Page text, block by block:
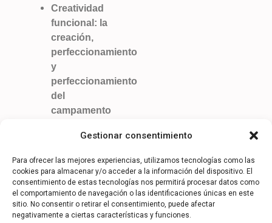
Gestionar consentimiento
Para ofrecer las mejores experiencias, utilizamos tecnologías como las
cookies para almacenar y/o acceder a la información del dispositivo. El
consentimiento de estas tecnologías nos permitirá procesar datos como
el comportamiento de navegación o las identificaciones únicas en este
sitio. No consentir o retirar el consentimiento, puede afectar
negativamente a ciertas características y funciones.
Creatividad
funcional: la
creación,
perfeccionamiento
y
perfeccionamiento
del
campamento
provechosa.
ENTRENAMI
ENTO